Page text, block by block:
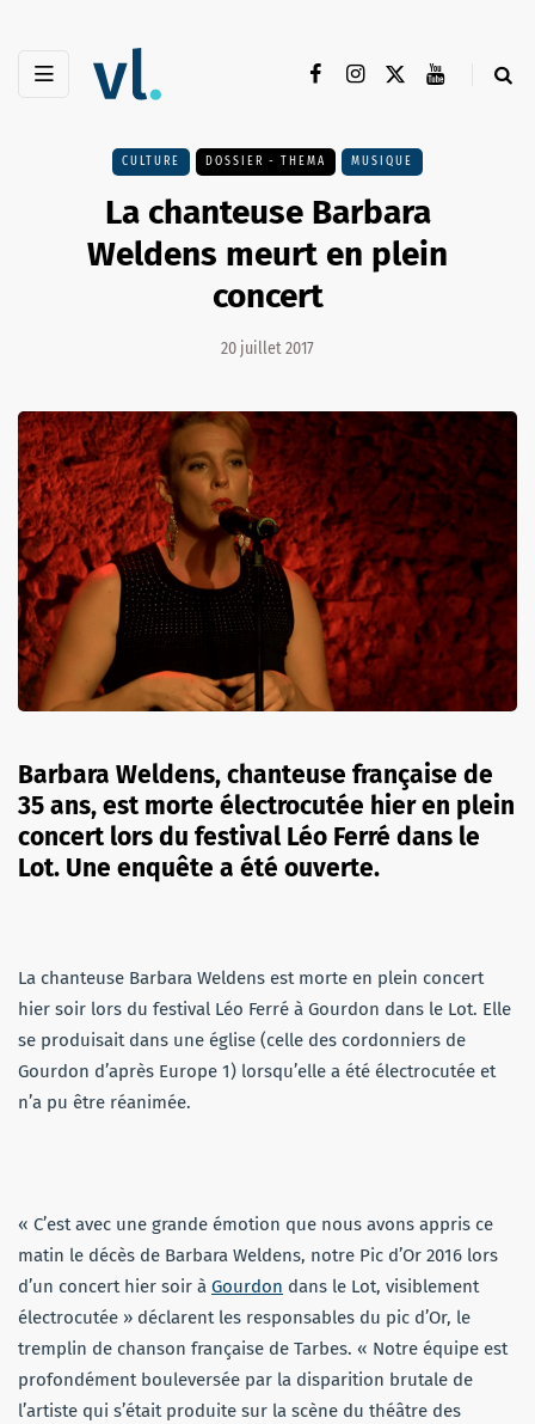
CULTURE DOSSIER - THEMA MUSIQUE
La chanteuse Barbara
Weldens meurt en plein
concert
20 juillet 2017
Barbara Weldens, chanteuse française de
35 ans, est morte électrocutée hier en plein
concert lors du festival Léo Ferré dans le
Lot. Une enquête a été ouverte.
La chanteuse Barbara Weldens est morte en plein concert
hier soir lors du festival Léo Ferré à Gourdon dans le Lot. Elle
se produisait dans une église (celle des cordonniers de
Gourdon d’après Europe 1) lorsqu’elle a été électrocutée et
n’a pu être réanimée.
« C’est avec une grande émotion que nous avons appris ce
matin le décès de Barbara Weldens, notre Pic d’Or 2016 lors
d’un concert hier soir à Gourdon dans le Lot, visiblement
électrocutée » déclarent les responsables du pic d’Or, le
tremplin de chanson française de Tarbes. « Notre équipe est
profondément bouleversée par la disparition brutale de
l’artiste qui s’était produite sur la scène du théâtre des